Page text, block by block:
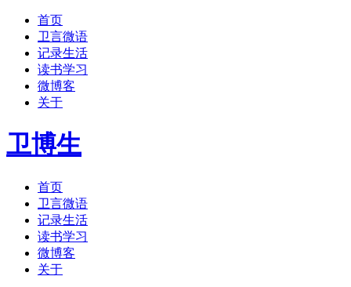
首页
卫言微语
记录生活
读书学习
微博客
关于
卫博生
首页
卫言微语
记录生活
读书学习
微博客
关于